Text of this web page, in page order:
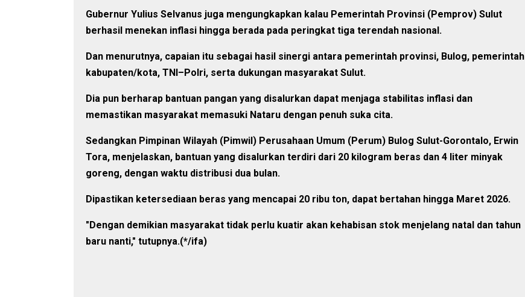
Gubernur Yulius Selvanus juga mengungkapkan kalau Pemerintah Provinsi (Pemprov) Sulut
berhasil menekan inflasi hingga berada pada peringkat tiga terendah nasional.
Dan menurutnya, capaian itu sebagai hasil sinergi antara pemerintah provinsi, Bulog, pemerintah
kabupaten/kota, TNI–Polri, serta dukungan masyarakat Sulut.
Dia pun berharap bantuan pangan yang disalurkan dapat menjaga stabilitas inflasi dan
memastikan masyarakat memasuki Nataru dengan penuh suka cita.
Sedangkan Pimpinan Wilayah (Pimwil) Perusahaan Umum (Perum) Bulog Sulut-Gorontalo, Erwin
Tora, menjelaskan, bantuan yang disalurkan terdiri dari 20 kilogram beras dan 4 liter minyak
goreng, dengan waktu distribusi dua bulan.
Dipastikan ketersediaan beras yang mencapai 20 ribu ton, dapat bertahan hingga Maret 2026.
"Dengan demikian masyarakat tidak perlu kuatir akan kehabisan stok menjelang natal dan tahun
baru nanti," tutupnya.(*/ifa)